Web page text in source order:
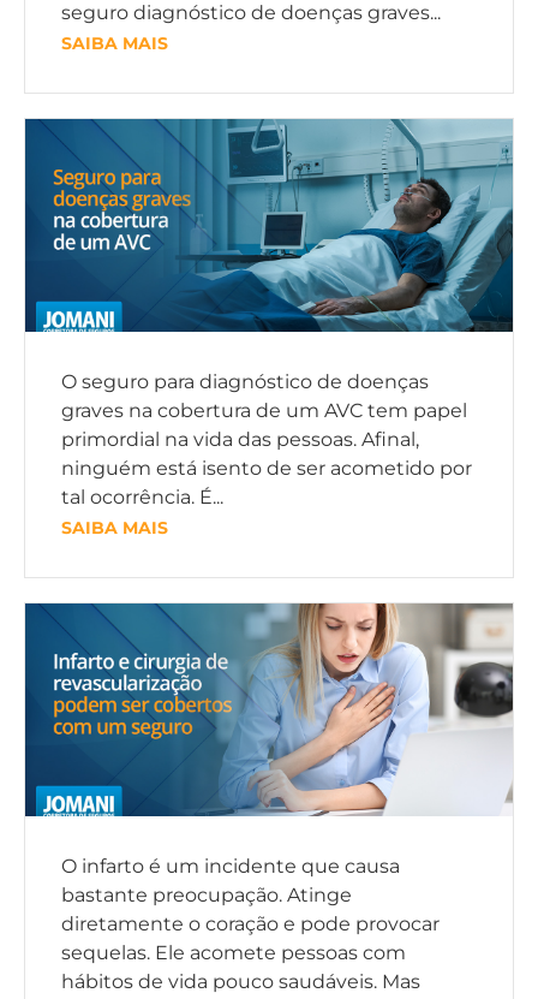
seguro diagnóstico de doenças graves...
SAIBA MAIS
O seguro para diagnóstico de doenças
graves na cobertura de um AVC tem papel
primordial na vida das pessoas. Afinal,
ninguém está isento de ser acometido por
tal ocorrência. É...
SAIBA MAIS
O infarto é um incidente que causa
bastante preocupação. Atinge
diretamente o coração e pode provocar
sequelas. Ele acomete pessoas com
hábitos de vida pouco saudáveis. Mas